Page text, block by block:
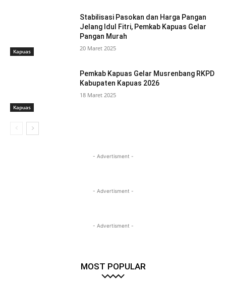
Kapuas
Stabilisasi Pasokan dan Harga Pangan
Jelang Idul Fitri, Pemkab Kapuas Gelar
Pangan Murah
20 Maret 2025
Kapuas
Pemkab Kapuas Gelar Musrenbang RKPD
Kabupaten Kapuas 2026
18 Maret 2025
- Advertisment -
- Advertisment -
- Advertisment -
MOST POPULAR